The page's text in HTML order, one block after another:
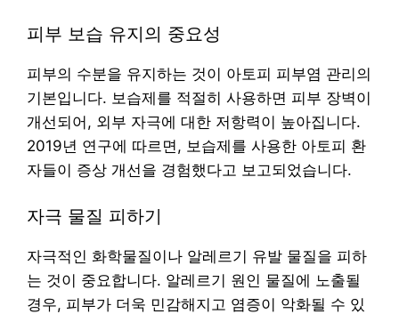
피부 보습 유지의 중요성
피부의 수분을 유지하는 것이 아토피 피부염 관리의
기본입니다. 보습제를 적절히 사용하면 피부 장벽이
개선되어, 외부 자극에 대한 저항력이 높아집니다.
2019년 연구에 따르면, 보습제를 사용한 아토피 환
자들이 증상 개선을 경험했다고 보고되었습니다.
자극 물질 피하기
자극적인 화학물질이나 알레르기 유발 물질을 피하
는 것이 중요합니다. 알레르기 원인 물질에 노출될
경우, 피부가 더욱 민감해지고 염증이 악화될 수 있